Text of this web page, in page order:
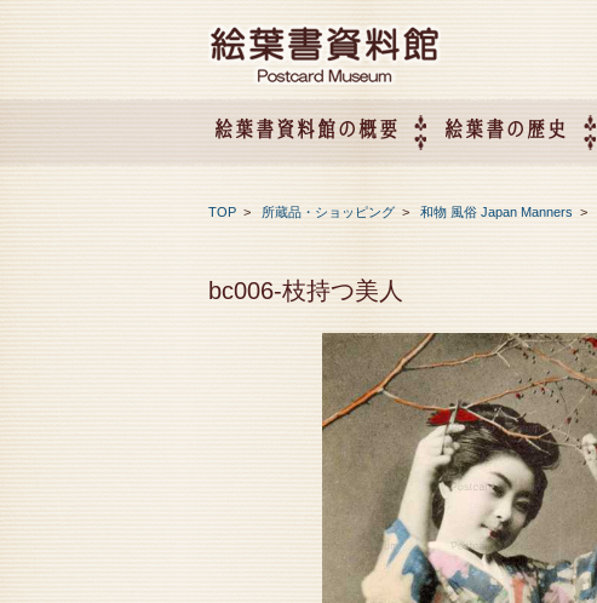
絵葉書資料館の概要 絵葉書の歴史
TOP > 所蔵品・ショッピング > 和物 風俗 Japan Manners >
bc006-枝持つ美人